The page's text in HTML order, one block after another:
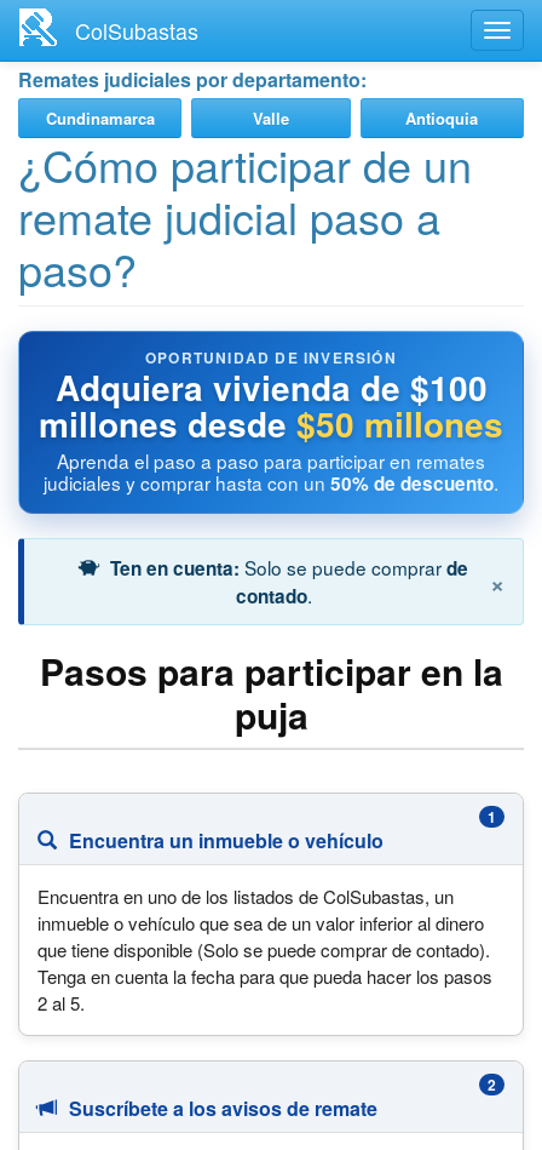
contenido
principal
ColSubastas
Remates judiciales por departamento:
Cundinamarca Valle Antioquia
¿Cómo participar de un
remate judicial paso a
paso?
OPORTUNIDAD DE INVERSIÓN
Adquiera vivienda de $100
millones desde $50 millones
Aprenda el paso a paso para participar en remates
judiciales y comprar hasta con un 50% de descuento.
×
Ten en cuenta: Solo se puede comprarde
contado.
Pasos para participar en la
puja
1
Encuentra un inmueble o vehículo
Encuentra en uno de los listados de ColSubastas, un
inmueble o vehículo que sea de un valor inferior al dinero
que tiene disponible (Solo se puede comprar de contado).
Tenga en cuenta la fecha para que pueda hacer los pasos
2 al 5.
2
Suscríbete a los avisos de remate